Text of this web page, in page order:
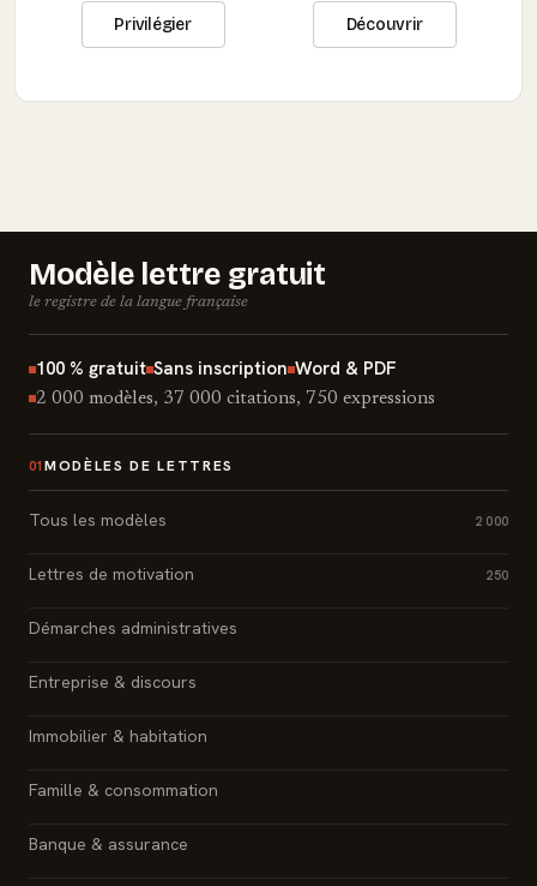
Privilégier Découvrir
Modèle lettre gratuit
le registre de la langue française
100 % gratuit Sans inscription Word & PDF
2 000 modèles, 37 000 citations, 750 expressions
01 MODÈLES DE LETTRES
Tous les modèles 2 000
Lettres de motivation 250
Démarches administratives
Entreprise & discours
Immobilier & habitation
Famille & consommation
Banque & assurance